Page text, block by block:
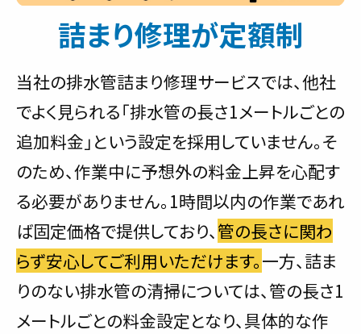
詰まり修理が定額制
当社の排水管詰まり修理サービスでは、他社
でよく見られる「排水管の長さ1メートルごとの
追加料金」という設定を採用していません。そ
のため、作業中に予想外の料金上昇を心配す
る必要がありません。1時間以内の作業であれ
ば固定価格で提供しており、管の長さに関わ
らず安心してご利用いただけます。一方、詰ま
りのない排水管の清掃については、管の長さ1
メートルごとの料金設定となり、具体的な作